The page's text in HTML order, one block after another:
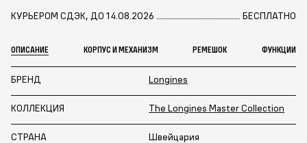
КУРЬЕРОМ СДЭК, ДО 14.08.2026
БЕСПЛАТНО
ОПИСАНИЕ КОРПУС И МЕХАНИЗМ РЕМЕШОК ФУНКЦИИ
БРЕНД Longines
КОЛЛЕКЦИЯ The Longines Master Collection
СТРАНА Швейцария